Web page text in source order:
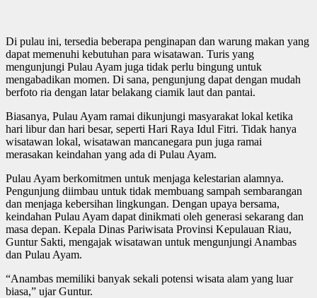
Di pulau ini, tersedia beberapa penginapan dan warung makan yang
dapat memenuhi kebutuhan para wisatawan. Turis yang
mengunjungi Pulau Ayam juga tidak perlu bingung untuk
mengabadikan momen. Di sana, pengunjung dapat dengan mudah
berfoto ria dengan latar belakang ciamik laut dan pantai.
Biasanya, Pulau Ayam ramai dikunjungi masyarakat lokal ketika
hari libur dan hari besar, seperti Hari Raya Idul Fitri. Tidak hanya
wisatawan lokal, wisatawan mancanegara pun juga ramai
merasakan keindahan yang ada di Pulau Ayam.
Pulau Ayam berkomitmen untuk menjaga kelestarian alamnya.
Pengunjung diimbau untuk tidak membuang sampah sembarangan
dan menjaga kebersihan lingkungan. Dengan upaya bersama,
keindahan Pulau Ayam dapat dinikmati oleh generasi sekarang dan
masa depan. Kepala Dinas Pariwisata Provinsi Kepulauan Riau,
Guntur Sakti, mengajak wisatawan untuk mengunjungi Anambas
dan Pulau Ayam.
“Anambas memiliki banyak sekali potensi wisata alam yang luar
biasa,” ujar Guntur.